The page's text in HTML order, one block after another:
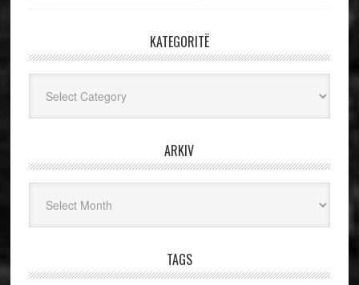
KATEGORITË
ARKIV
TAGS